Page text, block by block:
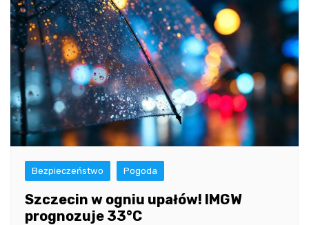
Bezpieczeństwo Pogoda
Szczecin w ogniu upałów! IMGW
prognozuje 33°C